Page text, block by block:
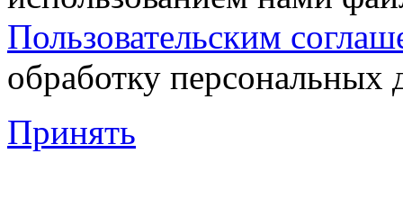
Пользовательским
обработку персональных
Принять